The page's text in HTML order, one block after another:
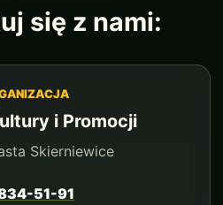
się z nami:
i Promocji
Skierniewice
51-91